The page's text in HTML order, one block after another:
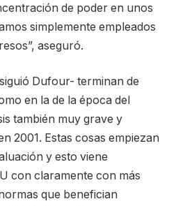
de poder en unos
simplemente empleados
aseguró.
Dufour- terminan de
en la de la época del
también muy grave y
2001. Estas cosas empiezan
y esto viene
con claramente con más
que benefician